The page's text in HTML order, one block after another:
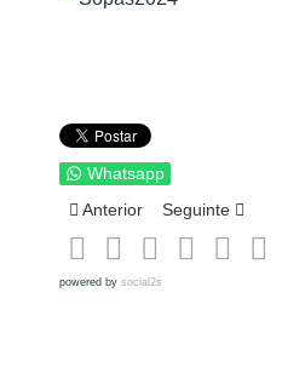
Whatsapp
Artigo anterior: Santa Quitéria
Anterior Artigo seguinte:
Seguinte
powered by social2s